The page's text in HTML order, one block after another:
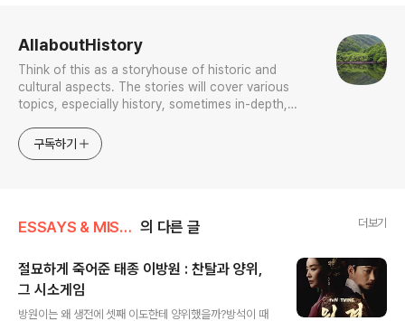
AllaboutHistory
Think of this as a storyhouse of historic and
cultural aspects. The stories will cover various
topics, especially history, sometimes in-depth,
approach will be to resist any common sense or
generalized viewpoint
구독하기
ESSAYS & MISCELLANIES 의 다른 글 더보기
절묘하게 죽어준 태종 이방원 : 찬탈과 양위,
그 시소게임
방원이는 왜 생전에 셋째 이도한테 양위했을까?방석이 때